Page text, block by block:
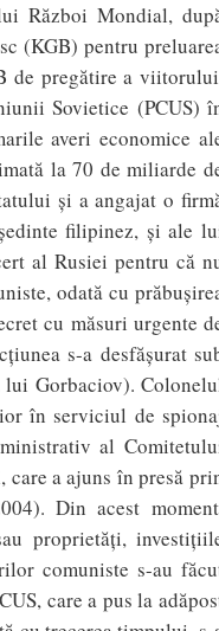
Război Mondial,
(KGB) pentru
de pregătire a
Sovietice (PCUS)
averi economice
la 70 de miliarde
şi a angajat o
filipinez, şi ale
al Rusiei pentru că
odată cu
cu măsuri urgente
s-a desfăşurat
Gorbaciov).
în serviciul de
al
a ajuns în presă
Din acest
proprietăţi,
comuniste s-au
care a pus la